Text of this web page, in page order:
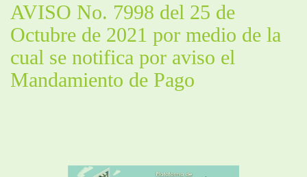
AVISO No. 7998 del 25 de
Octubre de 2021 por medio de la
cual se notifica por aviso el
Mandamiento de Pago